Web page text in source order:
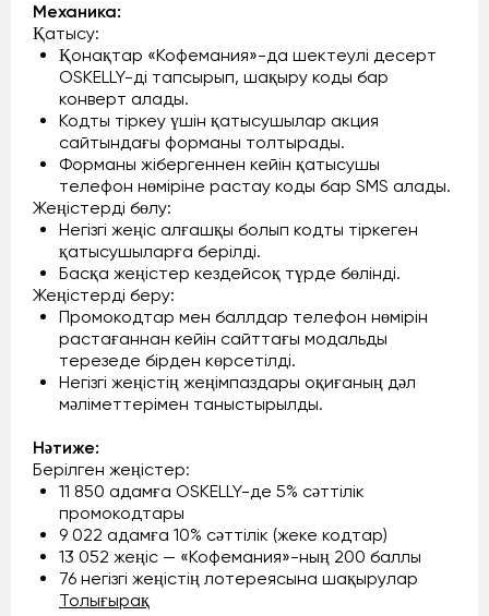
Механика:
Қатысу:
Қонақтар «Кофемания»-да шектеулі десерт
OSKELLY-ді тапсырып, шақыру коды бар
конверт алады.
Кодты тіркеу үшін қатысушылар акция
сайтындағы форманы толтырады.
Форманы жібергеннен кейін қатысушы
телефон нөміріне растау коды бар SMS алады.
Жеңістерді бөлу:
Негізгі жеңіс алғашқы болып кодты тіркеген
қатысушыларға берілді.
Басқа жеңістер кездейсоқ түрде бөлінді.
Жеңістерді беру:
Промокодтар мен баллдар телефон нөмірін
растағаннан кейін сайттағы модальды
терезеде бірден көрсетілді.
Негізгі жеңістің жеңімпаздары оқиғаның дәл
мәліметтерімен таныстырылды.
Нәтиже:
Берілген жеңістер:
11 850 адамға OSKELLY-де 5% сәттілік
промокодтары
9 022 адамға 10% сәттілік (жеке кодтар)
13 052 жеңіс — «Кофемания»-ның 200 баллы
76 негізгі жеңістің лотереясына шақырулар
Толығырақ